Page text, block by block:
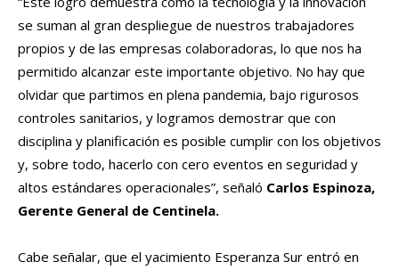
se suman al gran despliegue de nuestros trabajadores
propios y de las empresas colaboradoras, lo que nos ha
permitido alcanzar este importante objetivo. No hay que
olvidar que partimos en plena pandemia, bajo rigurosos
controles sanitarios, y logramos demostrar que con
disciplina y planificación es posible cumplir con los objetivos
y, sobre todo, hacerlo con cero eventos en seguridad y
altos estándares operacionales”, señaló Carlos Espinoza,
Gerente General de Centinela.
Cabe señalar, que el yacimiento Esperanza Sur entró en